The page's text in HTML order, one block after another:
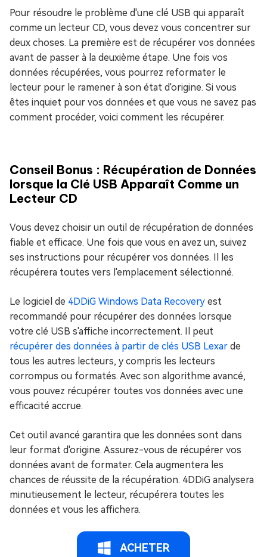
Pour résoudre le problème d'une clé USB qui apparaît
comme un lecteur CD, vous devez vous concentrer sur
deux choses. La première est de récupérer vos données
avant de passer à la deuxième étape. Une fois vos
données récupérées, vous pourrez reformater le
lecteur pour le ramener à son état d'origine. Si vous
êtes inquiet pour vos données et que vous ne savez pas
comment procéder, voici comment les récupérer.
Conseil Bonus : Récupération de Données
lorsque la Clé USB Apparaît Comme un
Lecteur CD
Vous devez choisir un outil de récupération de données
fiable et efficace. Une fois que vous en avez un, suivez
ses instructions pour récupérer vos données. Il les
récupérera toutes vers l'emplacement sélectionné.
Le logiciel de 4DDiG Windows Data Recovery est
recommandé pour récupérer des données lorsque
votre clé USB s'affiche incorrectement. Il peut
récupérer des données à partir de clés USB Lexar de
tous les autres lecteurs, y compris les lecteurs
corrompus ou formatés. Avec son algorithme avancé,
vous pouvez récupérer toutes vos données avec une
efficacité accrue.
Cet outil avancé garantira que les données sont dans
leur format d'origine. Assurez-vous de récupérer vos
données avant de formater. Cela augmentera les
chances de réussite de la récupération. 4DDiG analysera
minutieusement le lecteur, récupérera toutes les
données et vous les affichera.
ACHETER